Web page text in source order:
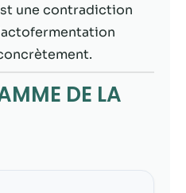
une contradiction
DE LA